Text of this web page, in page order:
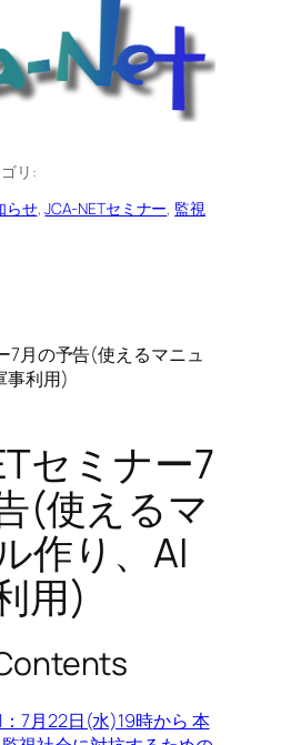
リ:
らせ, JCA-NETセミナー, 監視
7月の予告(使えるマニュ
事利用)
セミナー7
(使えるマ
作り、AI
用)
：7月22日(水)19時から 本